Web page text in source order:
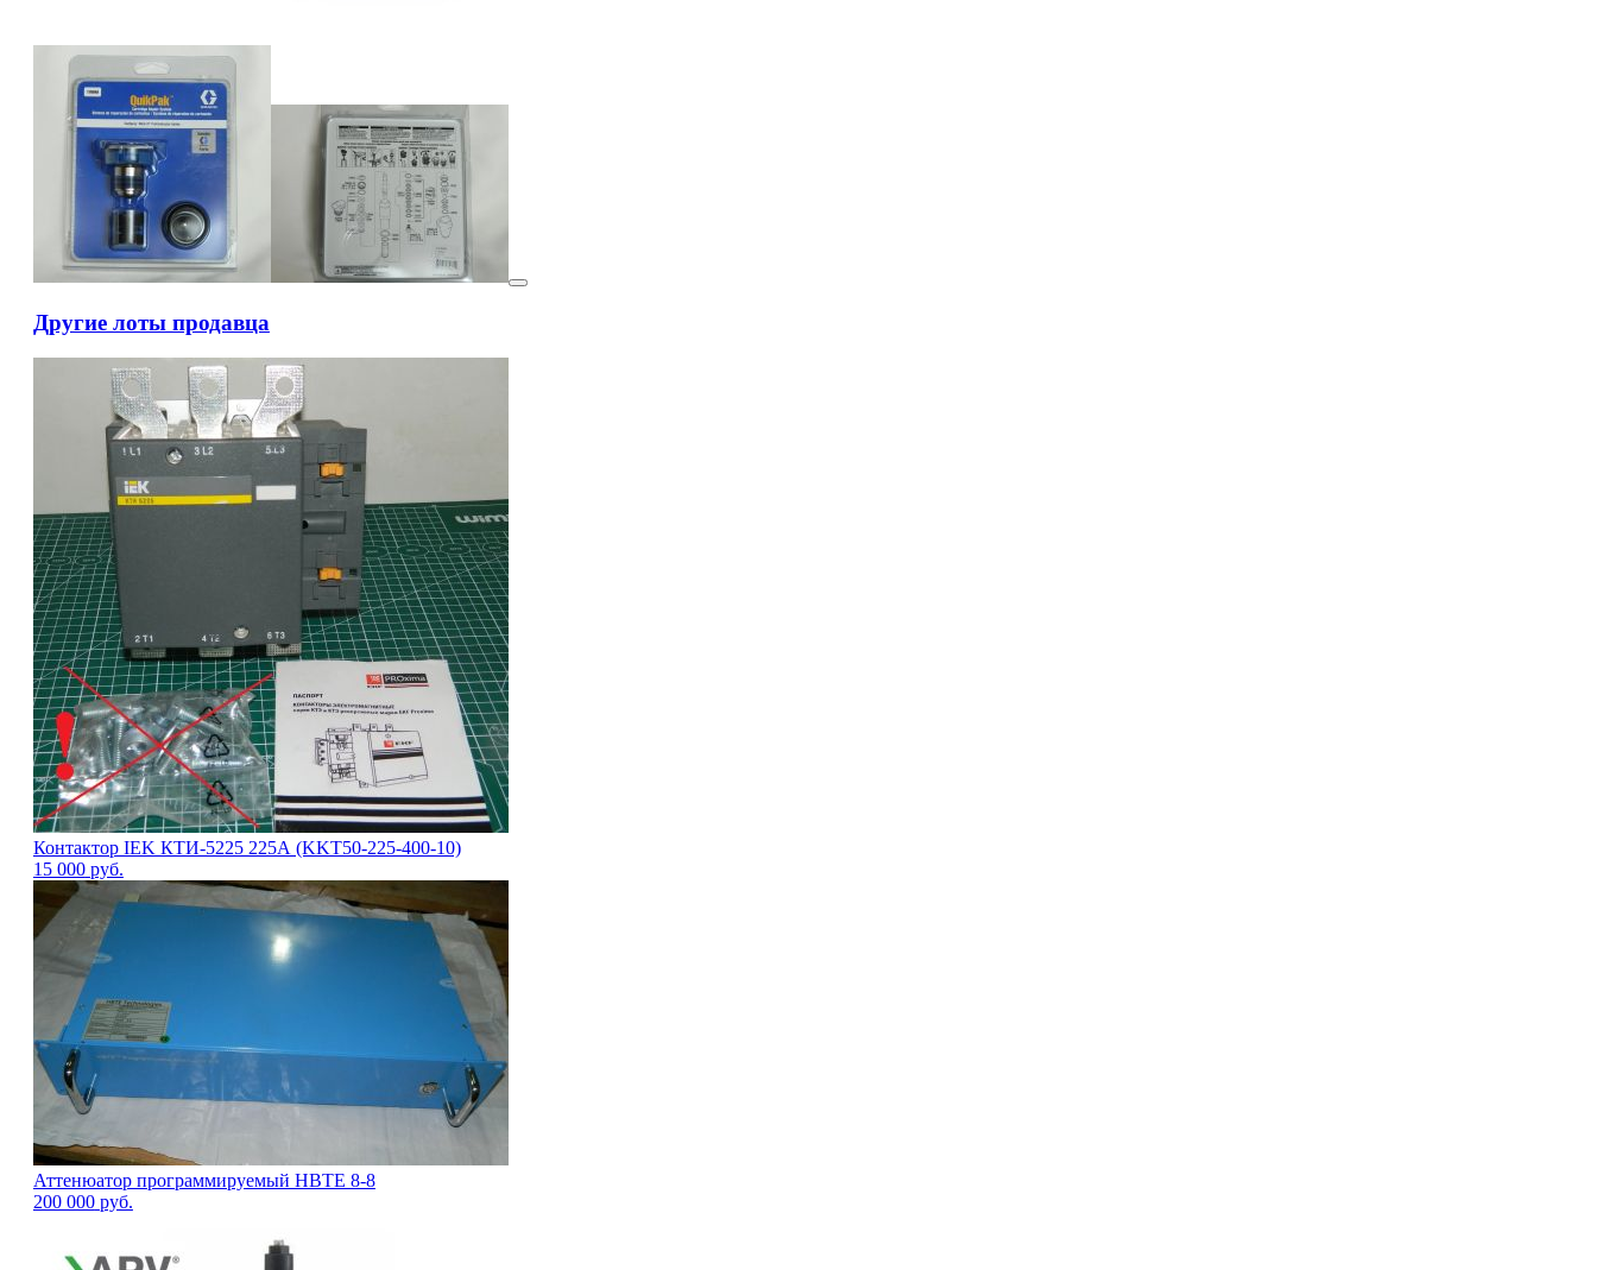
Другие лоты продавца
Контактор IEK КТИ-5225 225А (KKT50-225-400-10)
15 000 руб.
Аттенюатор программируемый HBTE 8-8
200 000 руб.